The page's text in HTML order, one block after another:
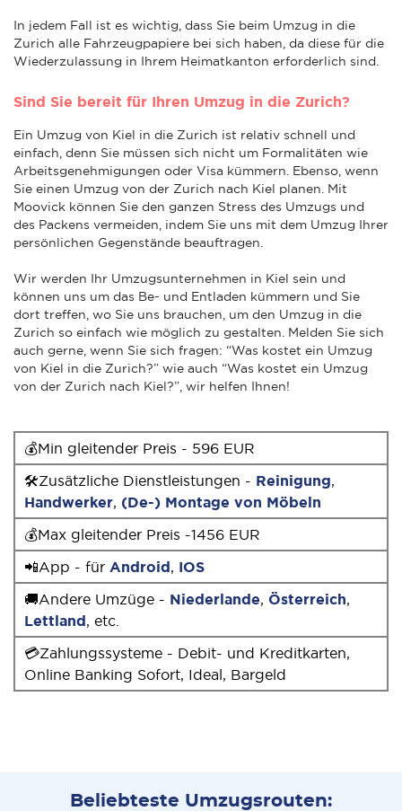
In jedem Fall ist es wichtig, dass Sie beim Umzug in die
Zurich alle Fahrzeugpapiere bei sich haben, da diese für die
Wiederzulassung in Ihrem Heimatkanton erforderlich sind.
Sind Sie bereit für Ihren Umzug in die Zurich?
Ein Umzug von Kiel in die Zurich ist relativ schnell und
einfach, denn Sie müssen sich nicht um Formalitäten wie
Arbeitsgenehmigungen oder Visa kümmern. Ebenso, wenn
Sie einen Umzug von der Zurich nach Kiel planen. Mit
Moovick können Sie den ganzen Stress des Umzugs und
des Packens vermeiden, indem Sie uns mit dem Umzug Ihrer
persönlichen Gegenstände beauftragen.
Wir werden Ihr Umzugsunternehmen in Kiel sein und
können uns um das Be- und Entladen kümmern und Sie
dort treffen, wo Sie uns brauchen, um den Umzug in die
Zurich so einfach wie möglich zu gestalten. Melden Sie sich
auch gerne, wenn Sie sich fragen: “Was kostet ein Umzug
von Kiel in die Zurich?” wie auch “Was kostet ein Umzug
von der Zurich nach Kiel?”, wir helfen Ihnen!
💰Min gleitender Preis - 596 EUR
🛠Zusätzliche Dienstleistungen - Reinigung,
Handwerker, (De-) Montage von Möbeln
💰Max gleitender Preis -1456 EUR
📲App - für Android, IOS
🚚Andere Umzüge - Niederlande, Österreich,
Lettland, etc.
💳Zahlungssysteme - Debit- und Kreditkarten,
Online Banking Sofort, Ideal, Bargeld
Beliebteste Umzugsrouten: